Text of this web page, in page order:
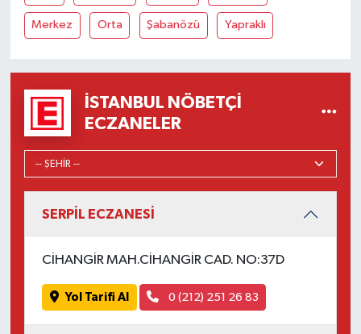
Merkez Orta Şabanözü Yapraklı
İSTANBUL NÖBETÇI
ECZANELER
SERPİL ECZANESİ
CİHANGİR MAH.CİHANGİR CAD. NO:37D
Yol Tarifi Al 0 (212) 251 26 83